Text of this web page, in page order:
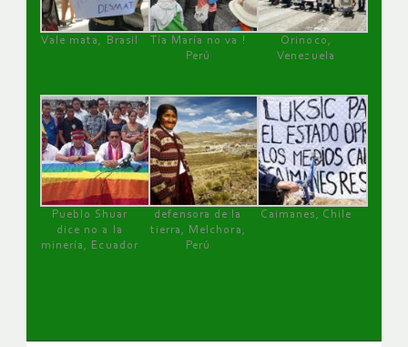
Vale mata, Brasil
Tía María no va !
Perú
Orinoco,
Venezuela
Pueblo Shuar
dice no a la
minería, Ecuador
defensora de la
tierra, Melchora,
Perú
Caimanes, Chile